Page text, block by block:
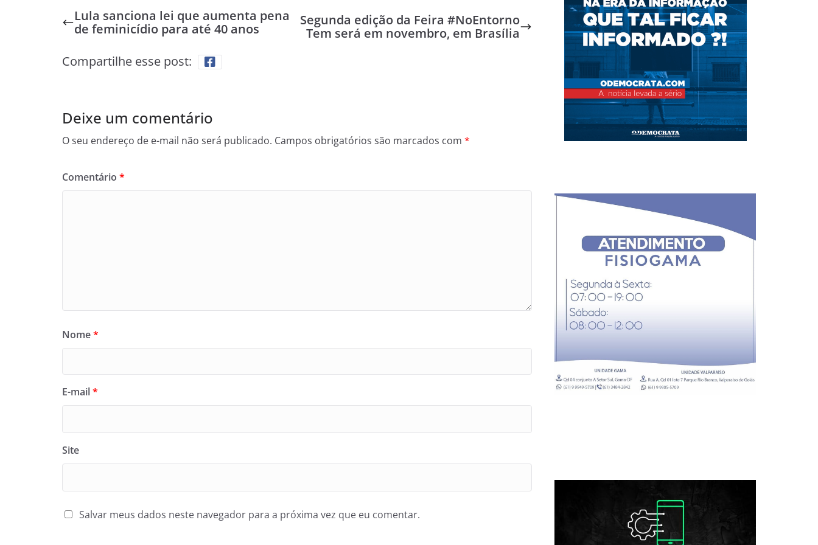
Lula sanciona lei que aumenta pena
de feminicídio para até 40 anos
Segunda edição da Feira #NoEntorno
Tem será em novembro, em Brasília
Compartilhe esse post:
Deixe um comentário
O seu endereço de e-mail não será publicado. Campos obrigatórios são marcados com *
Comentário *
Nome*
E-mail*
Site
Salvar meus dados neste navegador para a próxima vez que eu comentar.